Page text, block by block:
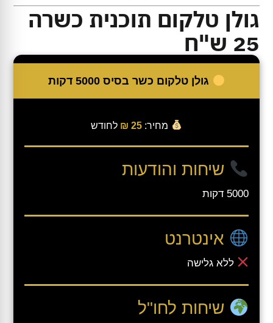
גולן טלקום תוכנית כשרה
25 ש"ח
גולן טלקום כשר בסיס 5000 דקות
מחיר: 25 ₪ לחודש
שיחות והודעות
5000 דקות
אינטרנט
ללא גלישה
שיחות לחו"ל